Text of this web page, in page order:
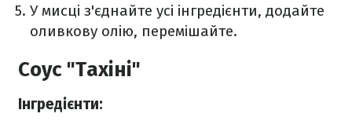
У мисці з'єднайте усі інгредієнти, додайте
оливкову олію, перемішайте.
Соус "Тахіні"
Інгредієнти⁣⁣⁣: